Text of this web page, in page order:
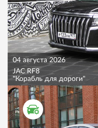
04 августа 2026
JAC RF8
"Корабль для дороги"
ТЕСТ ДРАЙВ